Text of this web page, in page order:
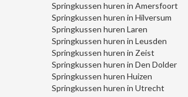
Springkussen huren in Amersfoort
Springkussen huren in Hilversum
Springkussen huren Laren
Springkussen huren in Leusden
Springkussen huren in Zeist
Springkussen huren in Den Dolder
Springkussen huren Huizen
Springkussen huren in Utrecht